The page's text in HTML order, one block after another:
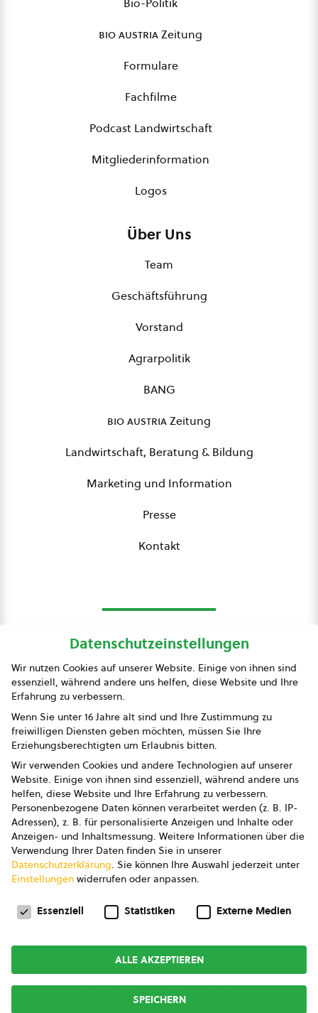
bio austriaZeitung
Formulare
Fachfilme
Podcast Landwirtschaft
Mitgliederinformation
Logos
Über Uns
Team
Geschäftsführung
Vorstand
Agrarpolitik
BANG
bio austriaZeitung
Landwirtschaft, Beratung & Bildung
Marketing und Information
Presse
Kontakt
Presse
Impressum
Datenschutz
AGB
AGB Marketing GmbH
AGB Bildung
Newsletter
Copyright © 2026bio austria
Datenschutzeinstellungen
Wir nutzen Cookies auf unserer Website. Einige von ihnen sind
essenziell, während andere uns helfen, diese Website und Ihre
Erfahrung zu verbessern.
Wenn Sie unter 16 Jahre alt sind und Ihre Zustimmung zu
freiwilligen Diensten geben möchten, müssen Sie Ihre
Erziehungsberechtigten um Erlaubnis bitten.
Wir verwenden Cookies und andere Technologien auf unserer
Website. Einige von ihnen sind essenziell, während andere uns
helfen, diese Website und Ihre Erfahrung zu verbessern.
Personenbezogene Daten können verarbeitet werden (z. B. IP-
Adressen), z. B. für personalisierte Anzeigen und Inhalte oder
Anzeigen- und Inhaltsmessung. Weitere Informationen über die
Verwendung Ihrer Daten finden Sie in unserer
Datenschutzerklärung. Sie können Ihre Auswahl jederzeit unter
Einstellungen widerrufen oder anpassen.
Datenschutzeinstellungen
Essenziell Statistiken Externe Medien
ALLE AKZEPTIEREN
SPEICHERN